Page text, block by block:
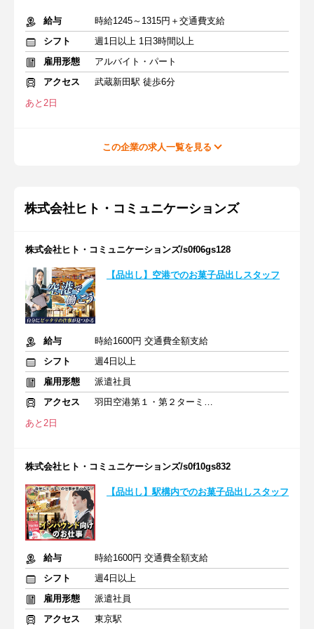
給与
時給1245～1315円＋交通費支給
シフト
週1日以上 1日3時間以上
雇用形態
アルバイト・パート
アクセス
武蔵新田駅 徒歩6分
あと2日
この企業の求人一覧を見る
株式会社ヒト・コミュニケーションズ
株式会社ヒト・コミュニケーションズ/s0f06gs128
【品出し】空港でのお菓子品出しスタッフ
給与
時給1600円 交通費全額支給
シフト
週4日以上
雇用形態
派遣社員
アクセス
羽田空港第１・第２ターミナル(京急)駅
あと2日
株式会社ヒト・コミュニケーションズ/s0f10gs832
【品出し】駅構内でのお菓子品出しスタッフ
給与
時給1600円 交通費全額支給
シフト
週4日以上
雇用形態
派遣社員
アクセス
東京駅